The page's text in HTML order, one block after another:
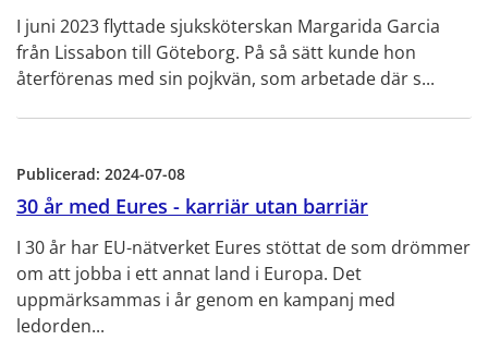
I juni 2023 flyttade sjuksköterskan Margarida Garcia
från Lissabon till Göteborg. På så sätt kunde hon
återförenas med sin pojkvän, som arbetade där s...
Publicerad: 2024-07-08
30 år med Eures - karriär utan barriär
I 30 år har EU-nätverket Eures stöttat de som drömmer
om att jobba i ett annat land i Europa. Det
uppmärksammas i år genom en kampanj med
ledorden...